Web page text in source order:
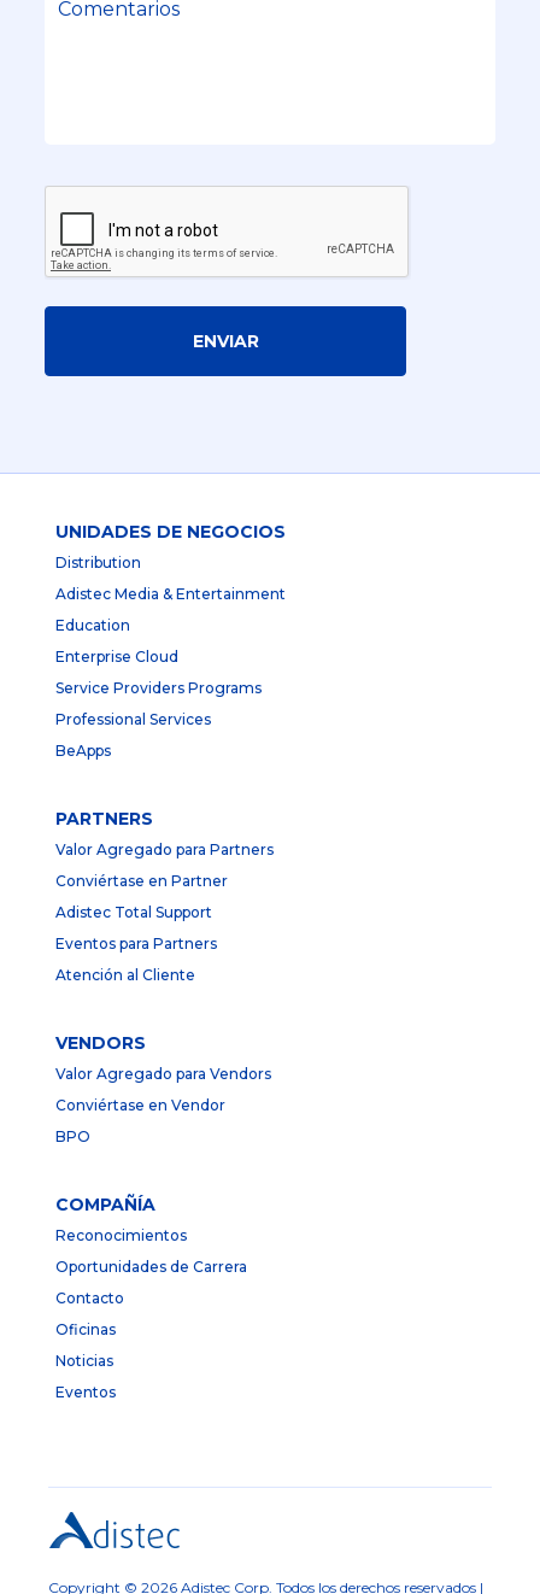
ENVIAR
UNIDADES DE NEGOCIOS
Distribution
Adistec Media & Entertainment
Education
Enterprise Cloud
Service Providers Programs
Professional Services
BeApps
PARTNERS
Valor Agregado para Partners
Conviértase en Partner
Adistec Total Support
Eventos para Partners
Atención al Cliente
VENDORS
Valor Agregado para Vendors
Conviértase en Vendor
BPO
COMPAÑÍA
Reconocimientos
Oportunidades de Carrera
Contacto
Oficinas
Noticias
Eventos
Copyright © 2026 Adistec Corp. Todos los derechos reservados |